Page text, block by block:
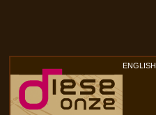
ENGLISH